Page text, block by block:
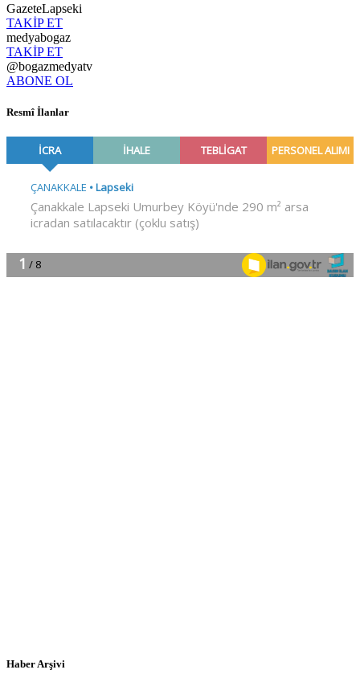
GazeteLapseki
TAKİP ET
medyabogaz
TAKİP ET
@bogazmedyatv
ABONE OL
Resmî İlanlar
Haber Arşivi